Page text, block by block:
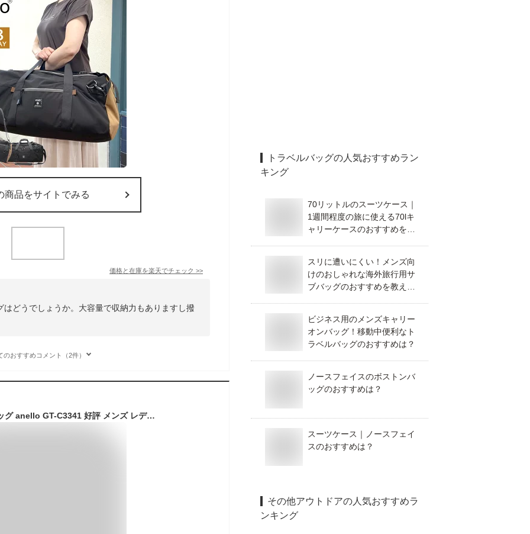
商品をサイトでみる
価格と在庫を楽天でチェック >>
どうでしょうか。大容量で収納力もありますし撥
のおすすめコメント（2件）
アネロ ショルダーバッグ anello GT-C3341 好評 メンズ レディース ボストンバッグ ショルダーバック ブランド anello GRANDE ボストンバック 軽量 軽い おしゃれ 大人 かわいい 撥水 はっ水 修学旅行 キャリーオン キャリーON 大容量 機内持ち込み 口金 がま口 旅行用 1泊
トラベルバッグの人気おすすめラン
キング
70リットルのスーツケース｜
1週間程度の旅に使える70lキ
ャリーケースのおすすめを教
スリに遭いにくい！メンズ向
けのおしゃれな海外旅行用サ
ブバッグのおすすめを教え
ビジネス用のメンズキャリー
オンバッグ！移動中便利なト
ラベルバッグのおすすめは？
ノースフェイスのボストンバ
ッグのおすすめは？
スーツケース｜ノースフェイ
スのおすすめは？
その他アウトドアの人気おすすめラ
ンキング